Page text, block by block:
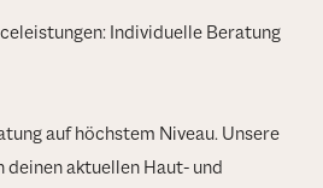
Individuelle Beratung
auf höchstem Niveau. Unsere
deinen aktuellen Haut- und